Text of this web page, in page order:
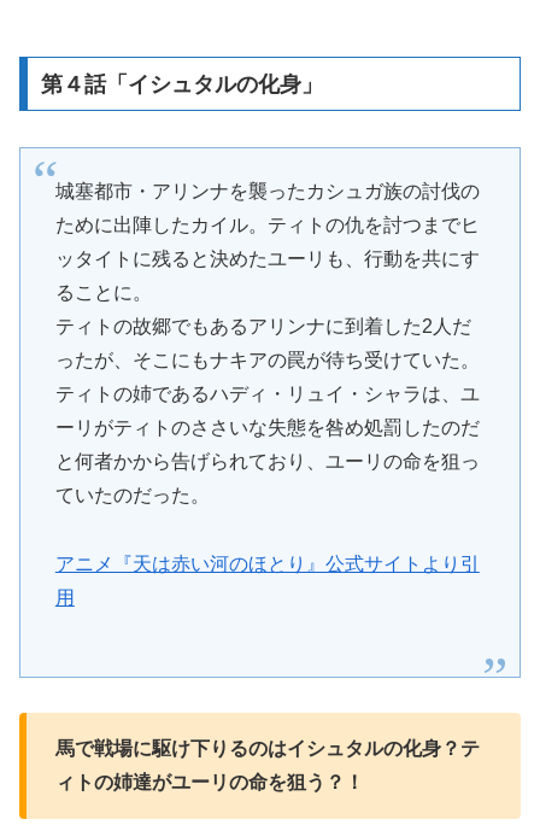
第４話「イシュタルの化身」
城塞都市・アリンナを襲ったカシュガ族の討伐の
ために出陣したカイル。ティトの仇を討つまでヒ
ッタイトに残ると決めたユーリも、行動を共にす
ることに。
ティトの故郷でもあるアリンナに到着した2人だ
ったが、そこにもナキアの罠が待ち受けていた。
ティトの姉であるハディ・リュイ・シャラは、ユ
ーリがティトのささいな失態を咎め処罰したのだ
と何者かから告げられており、ユーリの命を狙っ
ていたのだった。
アニメ『天は赤い河のほとり』公式サイトより引
用
馬で戦場に駆け下りるのはイシュタルの化身？テ
ィトの姉達がユーリの命を狙う？！